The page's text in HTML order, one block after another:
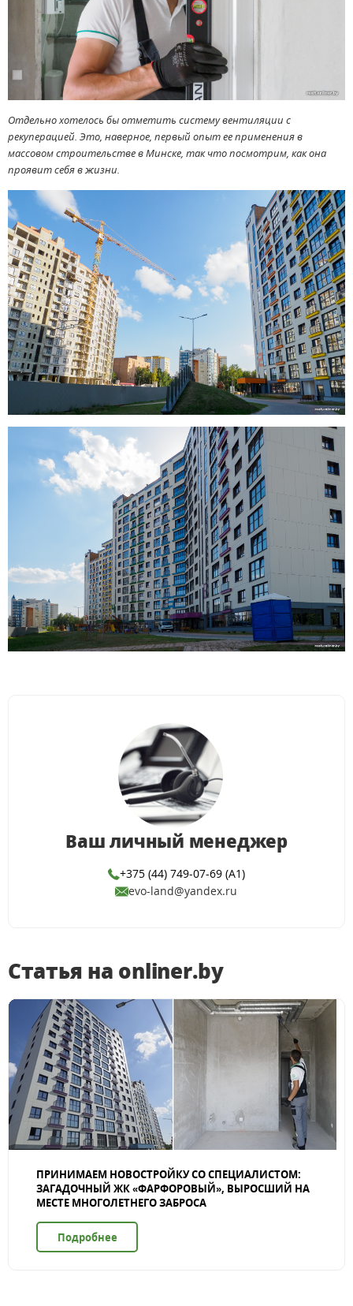
Отдельно хотелось бы отметить систему вентиляции с
рекуперацией. Это, наверное, первый опыт ее применения в
массовом строительстве в Минске, так что посмотрим, как она
проявит себя в жизни.
Ваш личный менеджер
+375 (44) 749-07-69 (А1)
evo-land@yandex.ru
Статья на onliner.by
ПРИНИМАЕМ НОВОСТРОЙКУ СО СПЕЦИАЛИСТОМ:
ЗАГАДОЧНЫЙ ЖК «ФАРФОРОВЫЙ», ВЫРОСШИЙ НА
МЕСТЕ МНОГОЛЕТНЕГО ЗАБРОСА
Подробнее